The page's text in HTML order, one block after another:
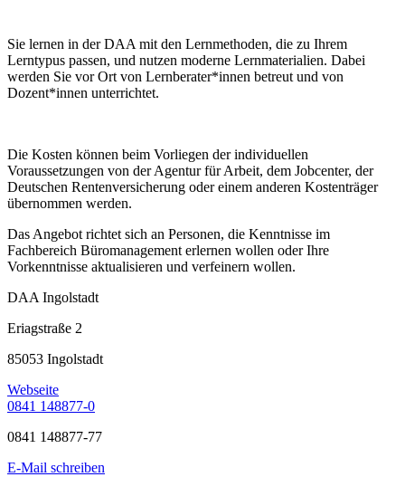
Sie lernen in der DAA mit den Lernmethoden, die zu Ihrem
Lerntypus passen, und nutzen moderne Lernmaterialien. Dabei
werden Sie vor Ort von Lernberater*innen betreut und von
Dozent*innen unterrichtet.
Die Kosten können beim Vorliegen der individuellen
Voraussetzungen von der Agentur für Arbeit, dem Jobcenter, der
Deutschen Rentenversicherung oder einem anderen Kostenträger
übernommen werden.
Das Angebot richtet sich an Personen, die Kenntnisse im
Fachbereich Büromanagement erlernen wollen oder Ihre
Vorkenntnisse aktualisieren und verfeinern wollen.
DAA Ingolstadt
Eriagstraße 2
85053 Ingolstadt
Webseite
0841 148877-0
0841 148877-77
E-Mail schreiben